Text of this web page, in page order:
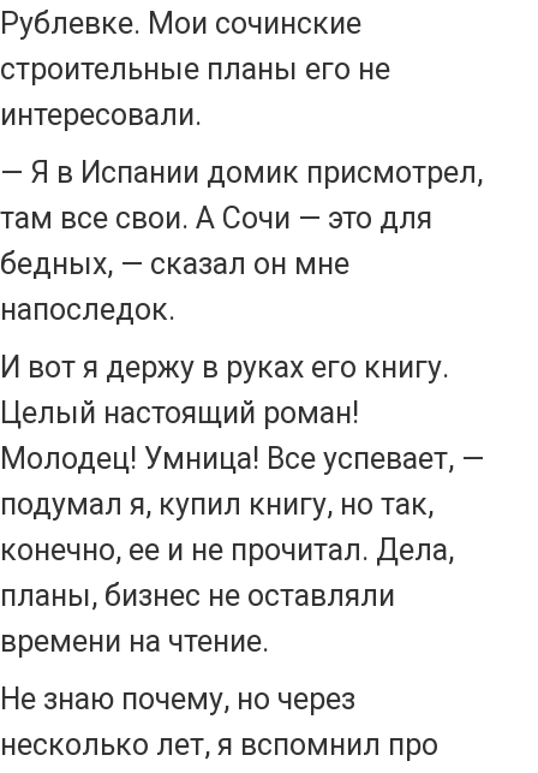
Рублевке. Мои сочинские
строительные планы его не
интересовали.
— Я в Испании домик присмотрел,
там все свои. А Сочи — это для
бедных, — сказал он мне
напоследок.
И вот я держу в руках его книгу.
Целый настоящий роман!
Молодец! Умница! Все успевает, —
подумал я, купил книгу, но так,
конечно, ее и не прочитал. Дела,
планы, бизнес не оставляли
времени на чтение.
Не знаю почему, но через
несколько лет, я вспомнил про